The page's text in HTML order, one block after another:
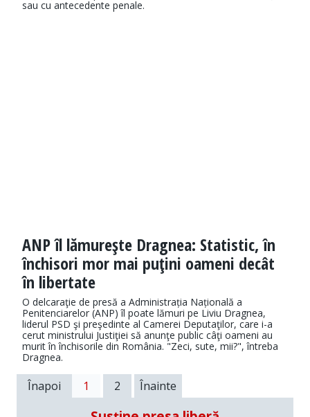
sau cu antecedente penale.
ANP îl lămureşte Dragnea: Statistic, în
închisori mor mai puţini oameni decât
în libertate
O delcaraţie de presă a Administrația Națională a
Penitenciarelor (ANP) îl poate lămuri pe Liviu Dragnea,
liderul PSD şi preşedinte al Camerei Deputaţilor, care i-a
cerut ministrului Justiţiei să anunţe public câţi oameni au
murit în închisorile din România. "Zeci, sute, mii?", întreba
Dragnea.
Înapoi 1 2 Înainte